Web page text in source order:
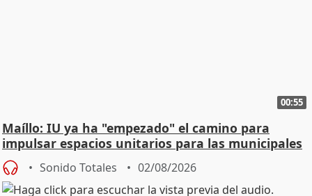
00:55
Maíllo: IU ya ha "empezado" el camino para
impulsar espacios unitarios para las municipales
Sonido Totales 02/08/2026